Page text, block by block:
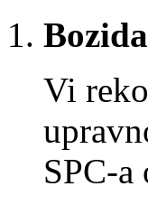
Vi
SPC-a